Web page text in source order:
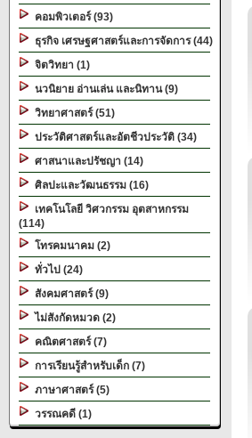
คอมพิวเตอร์ (93)
ธุรกิจ เศรษฐศาสตร์และการจัดการ (44)
จิตวิทยา (1)
นวนิยาย อ่านเล่น และนิทาน (9)
วิทยาศาสตร์ (51)
ประวัติศาสตร์และอัตชีวประวัติ (34)
ศาสนาและปรัชญา (14)
ศิลปะและวัฒนธรรม (16)
เทคโนโลยี วิศวกรรม อุตสาหกรรม
(114)
โทรคมนาคม (2)
ทั่วไป (24)
สังคมศาสตร์ (9)
ไม่สังกัดหมวด (2)
คณิตศาสตร์ (7)
การเรียนรู้สำหรับเด็ก (7)
ภาษาศาสตร์ (5)
วรรณคดี (1)